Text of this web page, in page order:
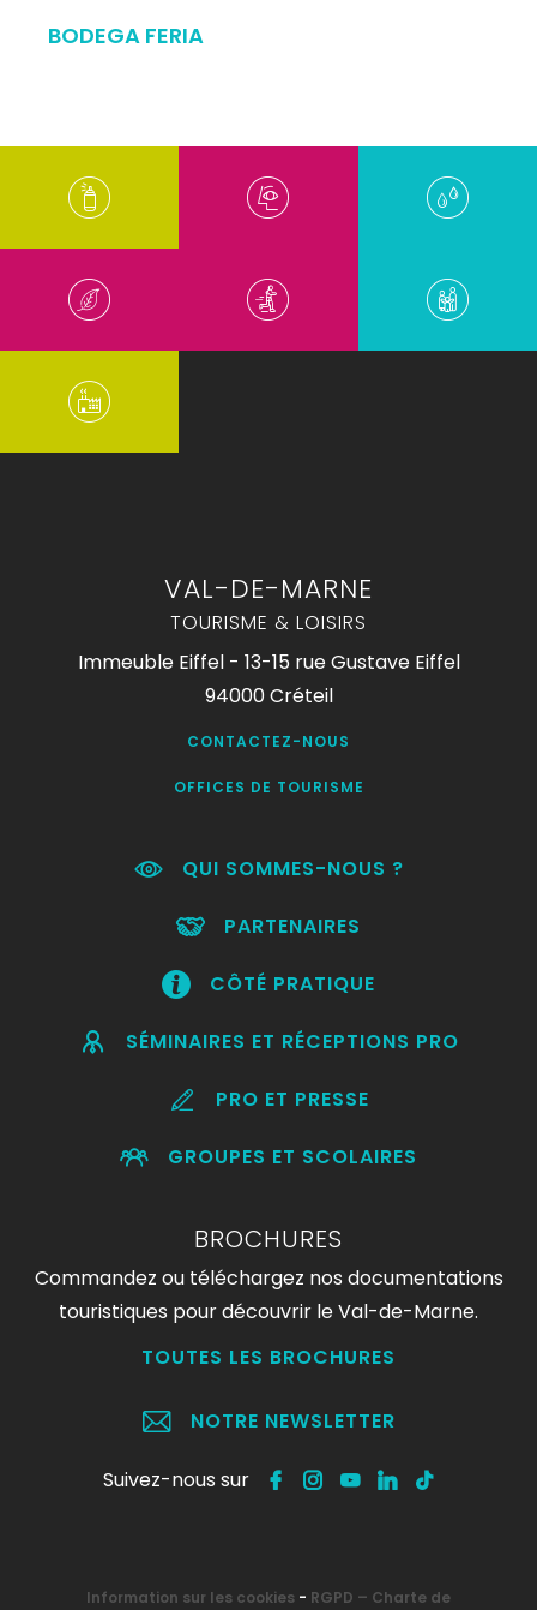
BODEGA FERIA
VAL-DE-MARNE
TOURISME & LOISIRS
Immeuble Eiffel - 13-15 rue Gustave Eiffel
94000 Créteil
CONTACTEZ-NOUS
OFFICES DE TOURISME
QUI SOMMES-NOUS ?
PARTENAIRES
CÔTÉ PRATIQUE
SÉMINAIRES ET RÉCEPTIONS PRO
PRO ET PRESSE
GROUPES ET SCOLAIRES
BROCHURES
Commandez ou téléchargez nos documentations
touristiques pour découvrir le Val-de-Marne.
TOUTES LES BROCHURES
NOTRE NEWSLETTER
Suivez-nous sur
Information sur les cookies - RGPD – Charte de